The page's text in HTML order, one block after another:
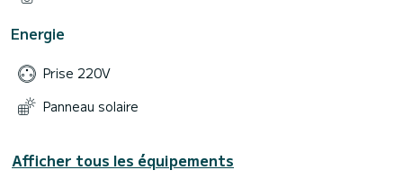
Energie
Prise 220V
Panneau solaire
Afficher tous les équipements